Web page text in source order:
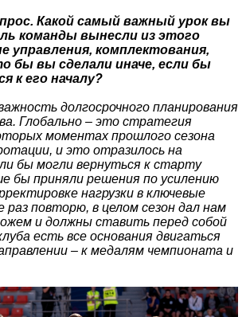
Какой самый важный урок вы
команды вынесли из этого
управления, комплектования,
бы вы сделали иначе, если бы
к его началу?
долгосрочного планирования
Глобально – это стратегия
моментах прошлого сезона
и это отразилось на
бы могли вернуться к старту
бы приняли решения по усилению
нагрузки в ключевые
повторю, в целом сезон дал нам
и должны ставить перед собой
есть все основания двигаться
– к медалям чемпионата и